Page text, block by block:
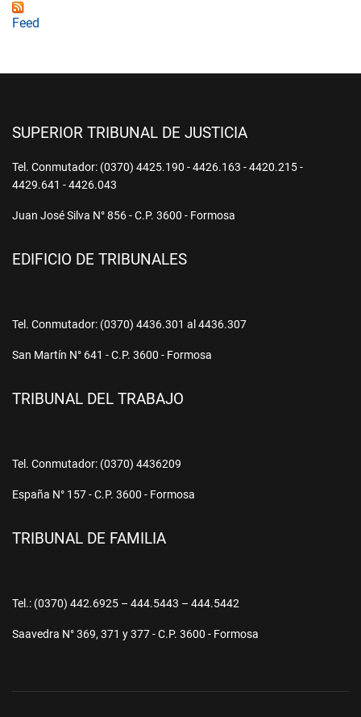
Feed
SUPERIOR TRIBUNAL DE JUSTICIA
Tel. Conmutador: (0370) 4425.190 - 4426.163 - 4420.215 -
4429.641 - 4426.043
Juan José Silva N° 856 - C.P. 3600 - Formosa
EDIFICIO DE TRIBUNALES
Tel. Conmutador: (0370) 4436.301 al 4436.307
San Martín N° 641 - C.P. 3600 - Formosa
TRIBUNAL DEL TRABAJO
Tel. Conmutador: (0370) 4436209
España N° 157 - C.P. 3600 - Formosa
TRIBUNAL DE FAMILIA
Tel.: (0370) 442.6925 – 444.5443 – 444.5442
Saavedra N° 369, 371 y 377 - C.P. 3600 - Formosa